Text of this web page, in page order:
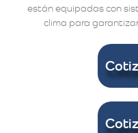
están equipadas con
clima para